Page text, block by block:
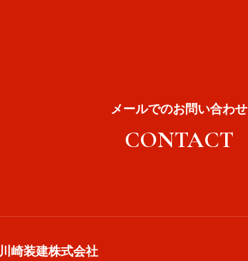
メールでのお問い合わせ
CONTACT
川崎装建株式会社